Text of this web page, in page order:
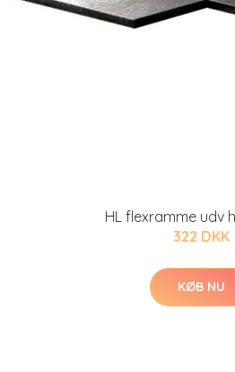
HL flexramme udv
322 DKK
KØB NU